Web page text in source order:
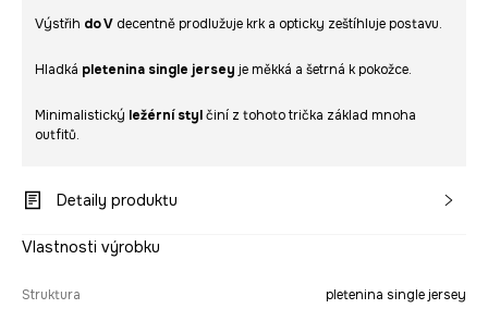
Výstřih do V decentně prodlužuje krk a opticky zeštíhluje postavu.
Hladká pletenina single jersey je měkká a šetrná k pokožce.
Minimalistický ležérní stylčiní z tohoto trička základ mnoha
outfitů.
Detaily produktu
Vlastnosti výrobku
Struktura pletenina single jersey